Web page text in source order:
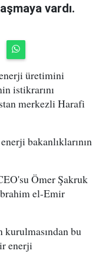
vardı.
üretimini
istikrarını
merkezli Harafi
bakanlıklarının
Ömer Şakruk
el-Emir
bu
enerji